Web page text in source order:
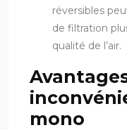
réversibles
de filtration
qualité de l’air.
mono